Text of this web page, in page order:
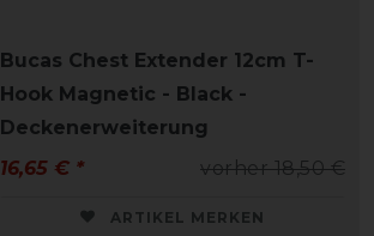
Bucas Chest Extender 12cm T-
Hook Magnetic - Black -
Deckenerweiterung
vorher 18,50 €
16,65 € *
ARTIKEL MERKEN